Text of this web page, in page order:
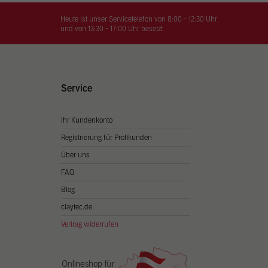
Heute ist unser Servicetelefon von 8:00 - 12:30 Uhr
und von 13:30 - 17:00 Uhr besetzt
Service
Ihr Kundenkonto
Registrierung für Profikunden
Über uns
FAQ
Blog
claytec.de
Vertrag widerrufen
Sie